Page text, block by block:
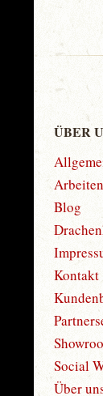
ÜBER
Blog
Kontakt
Social
Über